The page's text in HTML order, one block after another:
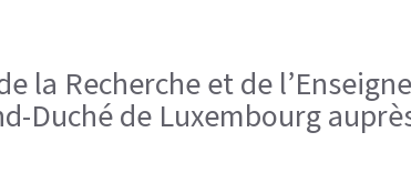
la Recherche et de
Duché de Luxembourg